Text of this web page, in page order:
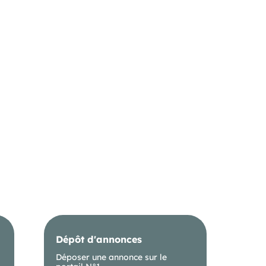
Dépôt d'annonces
Déposer une annonce sur le